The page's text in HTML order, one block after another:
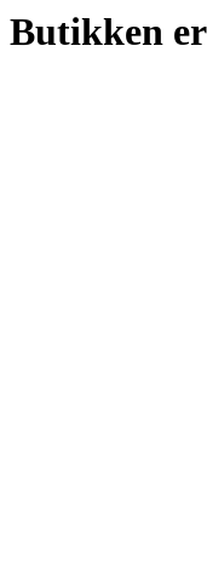
Butikken